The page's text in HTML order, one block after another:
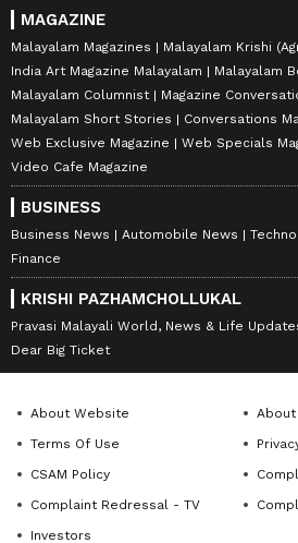
MAGAZINE
Malayalam Magazines
Malayalam Krishi
India Art Magazine Malayalam
Malayalam
Malayalam Columnist
Magazine
Malayalam Short Stories
Conversations
Web Exclusive Magazine
Web Specials
Video Cafe Magazine
BUSINESS
Business News Automobile News
Finance
KRISHI PAZHAMCHOLLUKAL
Pravasi Malayali World, News & Life
Dear Big Ticket
About Website
About
Terms Of Use
CSAM Policy
Complaint Redressal - TV
Investors